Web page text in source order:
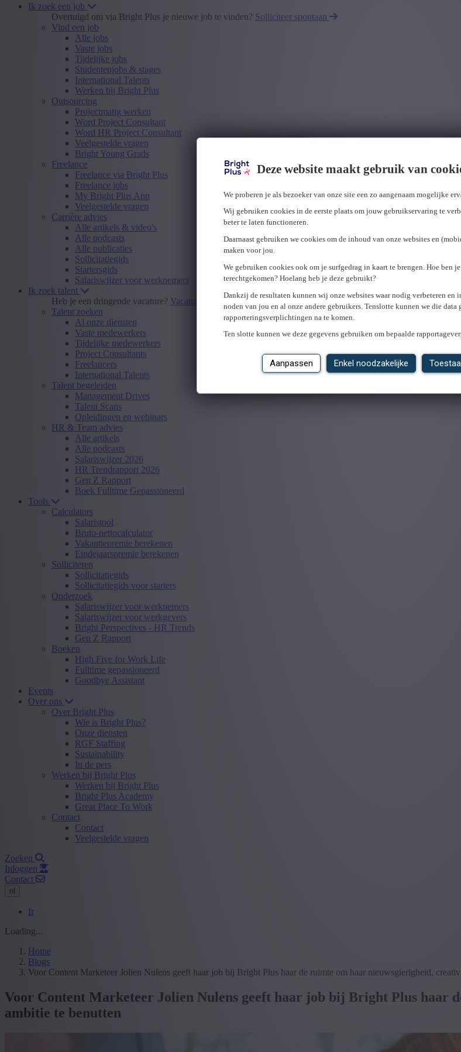
Deze website maakt gebruik van
We proberen je als bezoeker van onze site een zo aangenaam mogelijke
Wij gebruiken cookies in de eerste plaats om jouw gebruikservaring te
beter te laten functioneren.
Daarnaast gebruiken we cookies om de inhoud van onze websites en
maken voor jou.
We gebruiken cookies ook om je surfgedrag in kaart te brengen. Hoe ben
terechtgekomen? Hoelang heb je deze gebruikt?
Dankzij de resultaten kunnen wij onze websites waar nodig verbeteren en
noden van jou en al onze andere gebruikers. Tenslotte kunnen we die data
rapporteringsverplichtingen na te komen.
Ten slotte kunnen we deze gegevens gebruiken om bepaalde
Aanpassen Enkel noodzakelijke
Ik zoek een job
Overtuigd om via Bright Plus je nieuwe job te vinden? Solliciteer spontaan
Vind een job
Alle jobs
Vaste jobs
Tijdelijke jobs
Studentenjobs & stages
International Talents
Werken bij Bright Plus
Outsourcing
Projectmatig werken
Word Project Consultant
Word HR Project Consultant
Veelgestelde vragen
Bright Young Grads
Freelance
Freelance via Bright Plus
Freelance jobs
My Bright Plus App
Veelgestelde vragen
Carrière advies
Alle artikels & video's
Alle podcasts
Alle publicaties
Sollicitatiegids
Startersgids
Salariswijzer voor werknemers
Ik zoek talent
Heb je een dringende vacature? Vacature insturen
Talent zoeken
Al onze diensten
Vaste medewerkers
Tijdelijke medewerkers
Project Consultants
Freelancers
International Talents
Talent begeleiden
Management Drives
Talent Scans
Opleidingen en webinars
HR & Team advies
Alle artikels
Alle podcasts
Salariswijzer 2026
HR Trendrapport 2026
Gen Z Rapport
Boek Fulltime Gepassioneerd
Tools
Calculators
Salaristool
Bruto-nettocalculator
Vakantiepremie berekenen
Eindejaarspremie berekenen
Solliciteren
Sollicitatiegids
Sollicitatiegids voor starters
Onderzoek
Salariswijzer voor werknemers
Salariswijzer voor werkgevers
Bright Perspectives - HR Trends
Gen Z Rapport
Boeken
High Five for Work Life
Fulltime gepassioneerd
Goodbye Assistant
Events
Over ons
Over Bright Plus
Wie is Bright Plus?
Onze diensten
RGF Staffing
Sustainability
In de pers
Werken bij Bright Plus
Werken bij Bright Plus
Bright Plus Academy
Great Place To Work
Contact
Contact
Veelgestelde vragen
Zoeken
Inloggen
Contact
nl
fr
Loading...
Home
Blogs
Voor Content Marketeer Jolien Nulens geeft haar job bij Bright Plus haar de ruimte om haar nieuwsgierigheid,
Voor Content Marketeer Jolien Nulens geeft haar job bij Bright Plus haar
ambitie te benutten